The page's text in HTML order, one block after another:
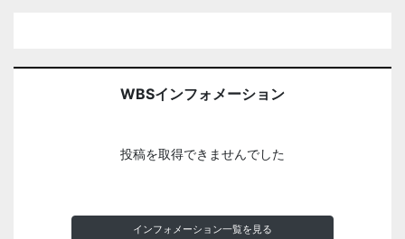
WBSインフォメーション
投稿を取得できませんでした
インフォメーション一覧を見る